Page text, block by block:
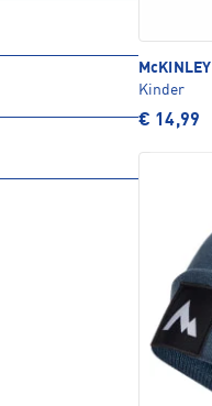
McKINLEY
Kinder
€ 14,99